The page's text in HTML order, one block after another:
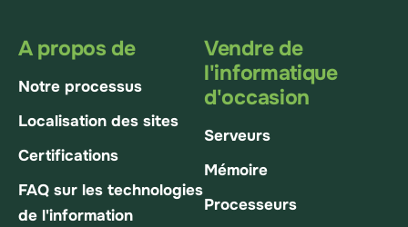
A propos de
Notre processus
Localisation des sites
Certifications
FAQ sur les technologies
de l'information
Vendre de
l'informatique
d'occasion
Serveurs
Mémoire
Processeurs